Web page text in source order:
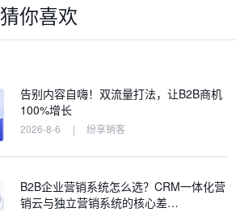
猜你喜欢
告别内容自嗨！双流量打法，让B2B商机
100%增长
2026-8-6 | 纷享销客
B2B企业营销系统怎么选？CRM一体化营
销云与独立营销系统的核心差…